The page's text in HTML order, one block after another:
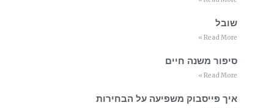
שובל
Read More »
סיפור משנה חיים
Read More »
איך פייסבוק משפיעה על הבחירות